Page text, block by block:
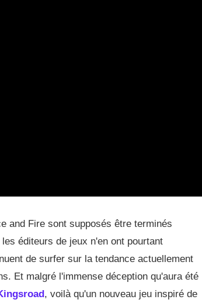
and Fire sont supposés être terminés
éditeurs de jeux n'en ont pourtant
de surfer sur la tendance actuellement
Et malgré l'immense déception qu'aura été
, voilà qu'un nouveau jeu inspiré de